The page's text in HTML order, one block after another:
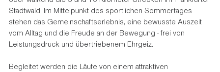
Stadtwald. Im Mittelpunkt des sportlichen Sommertages
stehen das Gemeinschaftserlebnis, eine bewusste Auszeit
vom Alltag und die Freude an der Bewegung - frei von
Leistungsdruck und übertriebenem Ehrgeiz.
Begleitet werden die Läufe von einem attraktiven